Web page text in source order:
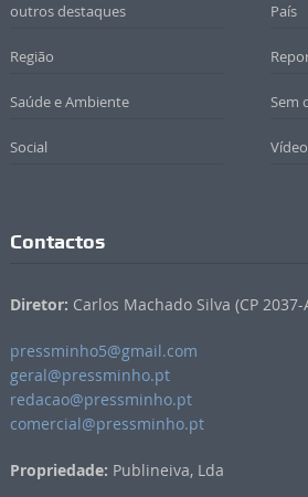
outros destaques País
Região
Saúde e Ambiente Sem
Social
Contactos
Diretor: Carlos Machado Silva (CP 2037-
pressminho5@gmail.com
geral@pressminho.pt
redacao@pressminho.pt
comercial@pressminho.pt
Propriedade: Publineiva, Lda